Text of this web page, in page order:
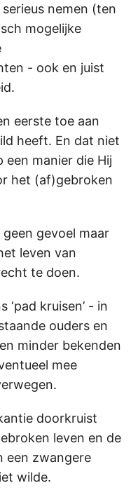
nemen (ten
mogelijke
- ook en juist
eerste toe aan
heeft. En dat niet
een manier die Hij
het (af)gebroken
gevoel maar
leven van
te doen.
kruisen’ - in
ouders en
minder bekenden
mee
doorkruist
leven en de
een zwangere
wilde.